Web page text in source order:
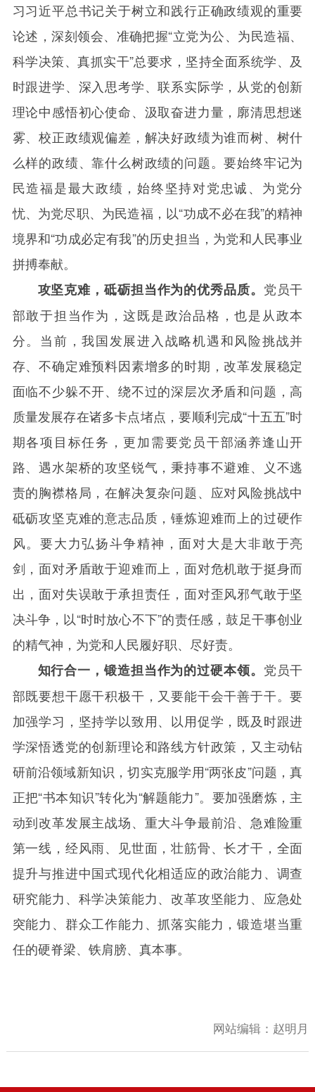
习习近平总书记关于树立和践行正确政绩观的重要
论述，深刻领会、准确把握“立党为公、为民造福、
科学决策、真抓实干”总要求，坚持全面系统学、及
时跟进学、深入思考学、联系实际学，从党的创新
理论中感悟初心使命、汲取奋进力量，廓清思想迷
雾、校正政绩观偏差，解决好政绩为谁而树、树什
么样的政绩、靠什么树政绩的问题。要始终牢记为
民造福是最大政绩，始终坚持对党忠诚、为党分
忧、为党尽职、为民造福，以“功成不必在我”的精神
境界和“功成必定有我”的历史担当，为党和人民事业
拼搏奉献。
攻坚克难，砥砺担当作为的优秀品质。 党员干
部敢于担当作为，这既是政治品格，也是从政本
分。当前，我国发展进入战略机遇和风险挑战并
存、不确定难预料因素增多的时期，改革发展稳定
面临不少躲不开、绕不过的深层次矛盾和问题，高
质量发展存在诸多卡点堵点，要顺利完成“十五五”时
期各项目标任务，更加需要党员干部涵养逢山开
路、遇水架桥的攻坚锐气，秉持事不避难、义不逃
责的胸襟格局，在解决复杂问题、应对风险挑战中
砥砺攻坚克难的意志品质，锤炼迎难而上的过硬作
风。要大力弘扬斗争精神，面对大是大非敢于亮
剑，面对矛盾敢于迎难而上，面对危机敢于挺身而
出，面对失误敢于承担责任，面对歪风邪气敢于坚
决斗争，以“时时放心不下”的责任感，鼓足干事创业
的精气神，为党和人民履好职、尽好责。
知行合一，锻造担当作为的过硬本领。 党员干
部既要想干愿干积极干，又要能干会干善于干。要
加强学习，坚持学以致用、以用促学，既及时跟进
学深悟透党的创新理论和路线方针政策，又主动钻
研前沿领域新知识，切实克服学用“两张皮”问题，真
正把“书本知识”转化为“解题能力”。要加强磨炼，主
动到改革发展主战场、重大斗争最前沿、急难险重
第一线，经风雨、见世面，壮筋骨、长才干，全面
提升与推进中国式现代化相适应的政治能力、调查
研究能力、科学决策能力、改革攻坚能力、应急处
突能力、群众工作能力、抓落实能力，锻造堪当重
任的硬脊梁、铁肩膀、真本事。
网站编辑： 赵明月